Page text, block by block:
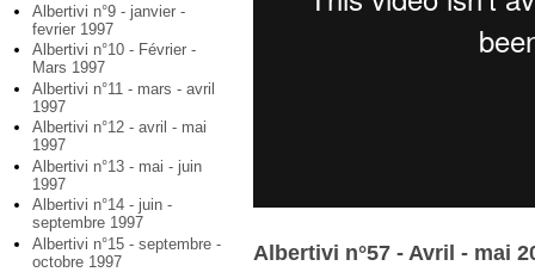
Albertivi n°9 - janvier -
fevrier 1997
Albertivi n°10 - Février -
Mars 1997
Albertivi n°11 - mars - avril
1997
Albertivi n°12 - avril - mai
1997
Albertivi n°13 - mai - juin
1997
Albertivi n°14 - juin -
septembre 1997
Albertivi n°15 - septembre -
octobre 1997
Albertivi n°57 - Avril - mai